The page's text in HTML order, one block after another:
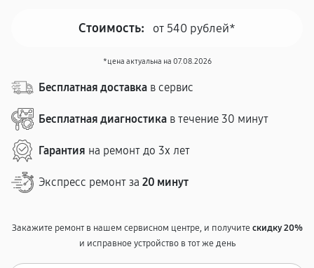
Стоимость: от 540 рублей*
*цена актуальна на 07.08.2026
Бесплатная доставка в сервис
Бесплатная диагностика в течение 30 минут
Гарантия на ремонт до 3х лет
Экспресс ремонт за 20 минут
Закажите ремонт в нашем сервисном центре, и получитескидку 20%
и исправное устройство в тот же день